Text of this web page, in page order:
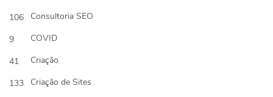
106
Consultoria SEO
9
COVID
41
Criação
133
Criação de Sites